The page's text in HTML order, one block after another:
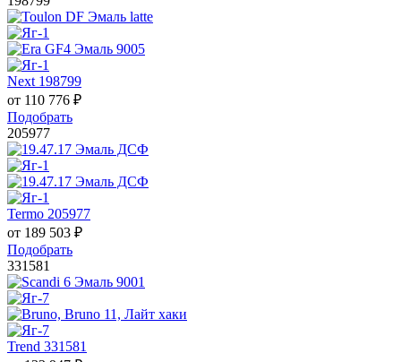
Next 198799
от 110 776 ₽
Подобрать
205977
Termo 205977
от 189 503 ₽
Подобрать
331581
Trend 331581